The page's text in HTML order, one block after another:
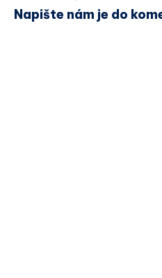
Napište nám je do